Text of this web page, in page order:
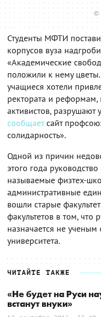
©
Студенты МФТИ
корпусов вуза
«Академические
положили к нему
учащиеся хотели
ректората и
активистов, разрушают
сообщаетсайт
солидарность».
Одной из причин
этого года
называемые физтех-
административные
вошли старые
факультетов в том, что
назначается не
университета.
ЧИТАЙТЕ ТАКЖЕ
«Не будет на Руси
встанут внуки»